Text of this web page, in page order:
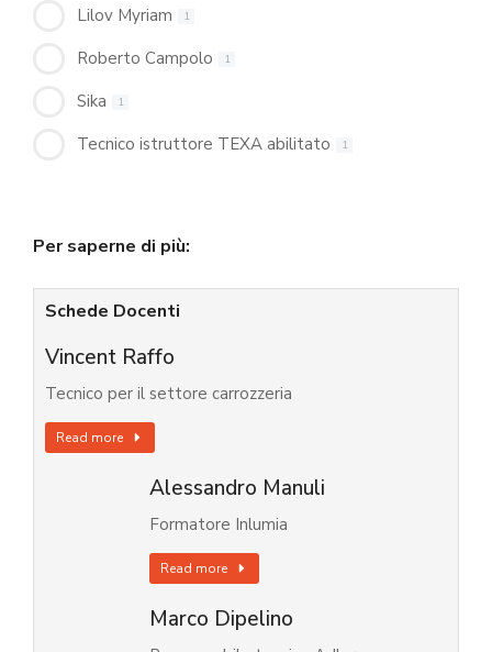
Lilov Myriam 1
Roberto Campolo 1
Sika 1
Tecnico istruttore TEXA abilitato 1
Per saperne di più:
Schede Docenti
Vincent Raffo
Tecnico per il settore carrozzeria
Read more
Alessandro Manuli
Formatore Inlumia
Read more
Marco Dipelino